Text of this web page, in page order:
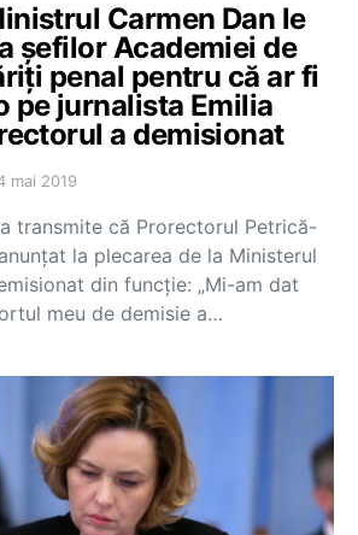
Carmen Dan le
șefilor Academiei de
penal pentru că ar fi
pe jurnalista Emilia
a demisionat
mai 2019
transmite că Prorectorul Petrică-
la plecarea de la Ministerul
din funcție: „Mi-am dat
meu de demisie a…